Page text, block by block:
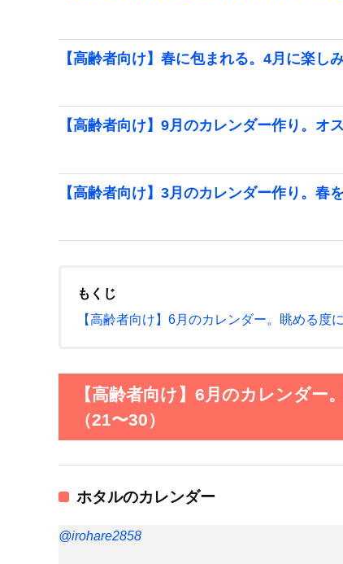
【高齢者向け】春に包まれる。4月に楽し
【高齢者向け】9月のカレンダー作り。オ
【高齢者向け】3月のカレンダー作り。春
もくじ
【高齢者向け】6月のカレンダー。眺める度
【高齢者向け】6月のカレンダ
（21〜30）
ホタルのカレンダー
@irohare2858